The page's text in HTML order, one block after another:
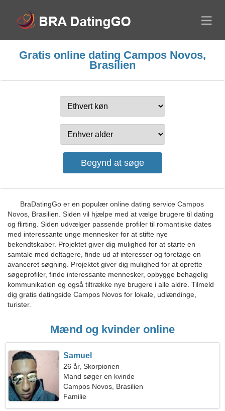
Gratis online dating Campos Novos,
Brasilien
BraDatingGo er en populær online dating service Campos
Novos, Brasilien. Siden vil hjælpe med at vælge brugere til dating
og flirting. Siden udvælger passende profiler til romantiske dates
med interessante unge mennesker for at stifte nye
bekendtskaber. Projektet giver dig mulighed for at starte en
samtale med deltagere, finde ud af interesser og foretage en
avanceret søgning. Projektet giver dig mulighed for at oprette
søgeprofiler, finde interessante mennesker, opbygge behagelig
kommunikation og også tiltrække nye brugere i alle aldre. Tilmeld
dig gratis datingside Campos Novos for lokale, udlændinge,
turister.
Mænd og kvinder online
Samuel
26 år, Skorpionen
Mand søger en kvinde
Campos Novos, Brasilien
Familie